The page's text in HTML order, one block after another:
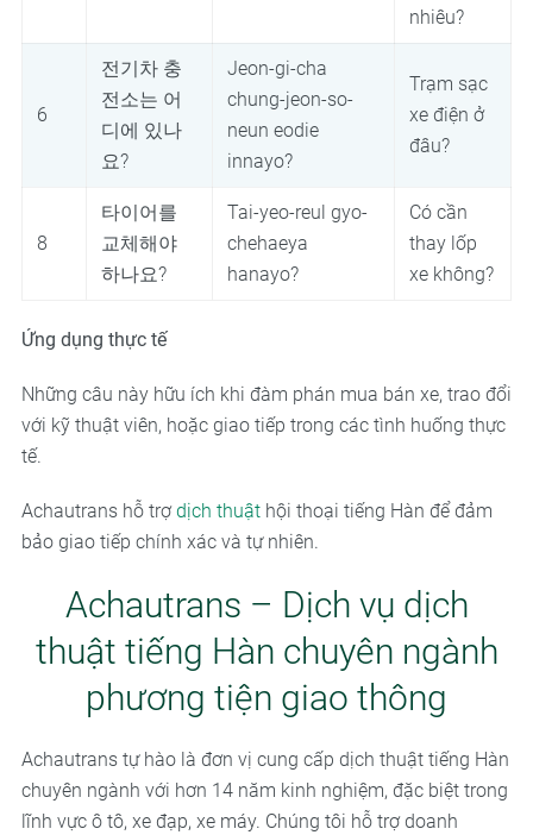
nhiêu?
6
전기차 충
전소는 어
디에 있나
요?
Jeon-gi-cha
chung-jeon-so-
neun eodie
innayo?
Trạm sạc
xe điện ở
đâu?
8
타이어를
교체해야
하나요?
Tai-yeo-reul gyo-
chehaeya
hanayo?
Có cần
thay lốp
xe không?
Ứng dụng thực tế
Những câu này hữu ích khi đàm phán mua bán xe, trao đổi
với kỹ thuật viên, hoặc giao tiếp trong các tình huống thực
tế.
Achautrans hỗ trợdịch thuậthội thoại tiếng Hàn để đảm
bảo giao tiếp chính xác và tự nhiên.
Achautrans – Dịch vụ dịch
thuật tiếng Hàn chuyên ngành
phương tiện giao thông
Achautrans tự hào là đơn vị cung cấp dịch thuật tiếng Hàn
chuyên ngành với hơn 14 năm kinh nghiệm, đặc biệt trong
lĩnh vực ô tô, xe đạp, xe máy. Chúng tôi hỗ trợ doanh